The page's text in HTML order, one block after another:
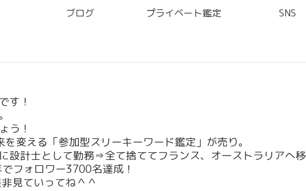
ブログ プライベート鑑定 SNS
す！
う！
変える「参加型スリーキーワード鑑定」が売り。
設計士として勤務⇒全て捨ててフランス、オーストラリアへ
フォロワー3700名達成！
見ていってね＾＾